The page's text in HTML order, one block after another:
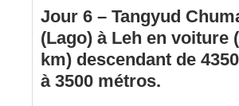
Jour 6 – Tangyud
(Lago) à Leh en voiture
km) descendant de
à 3500 métros.